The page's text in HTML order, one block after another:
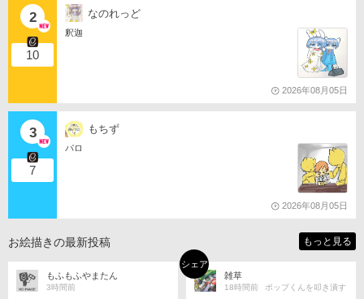
2
10
なのれっど
釈迦
2026年08月05日
3
7
もちず
パロ
2026年08月05日
お絵描きの最新投稿 もっと見る
もふもふやまたん
3時間前
雑草
18時間前 ポップくんを叩き潰す
シェア